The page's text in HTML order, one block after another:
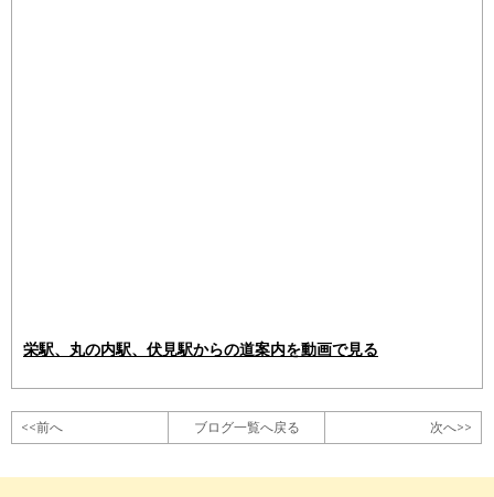
栄駅、丸の内駅、伏見駅からの道案内を動画で見る
<<前へ ブログ一覧へ戻る 次へ>>